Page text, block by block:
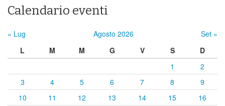
Calendario eventi
« Lug Agosto 2026
Set »
L
M M G V S
D
1
2
3
4 5 6 7 8
9
10
11 12 13 14 15
16